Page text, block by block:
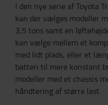
I den nye serie af Toyota
kan der vælges modeller
3,5 tons samt en
kan vælge mellem et
med lidt plads, eller et
batteri til mere konstant
modeller med et chassis
håndtering af større last.